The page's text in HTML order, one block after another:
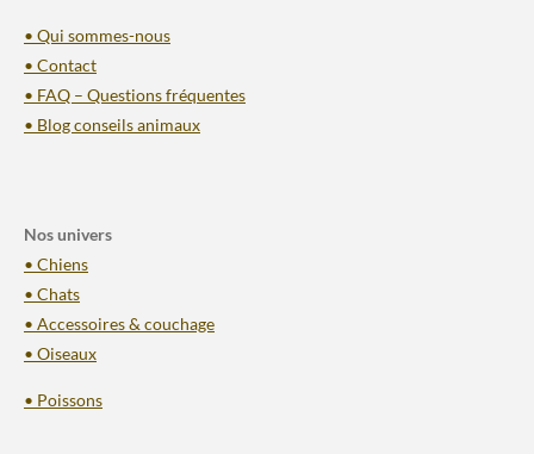
• Qui sommes-nous
• Contact
• FAQ – Questions fréquentes
• Blog conseils animaux
Nos univers
• Chiens
• Chats
• Accessoires & couchage
• Oiseaux
• Poissons